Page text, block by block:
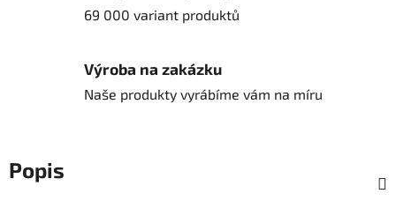
69 000 variant produktů
Výroba na zakázku
Naše produkty vyrábíme vám na míru
Popis